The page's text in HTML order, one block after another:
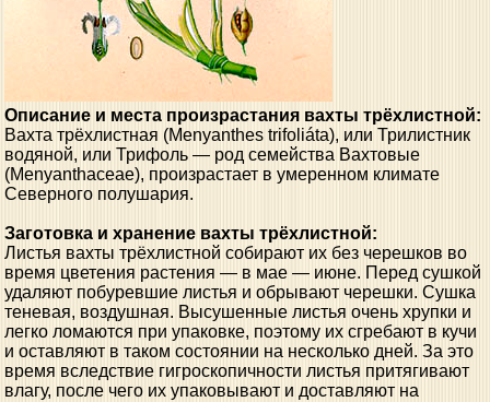
Описание и места произрастания вахты трёхлистной:
Вахта трёхлистная (Menyanthes trifoliáta), или Трилистник
водяной, или Трифоль — род семейства Вахтовые
(Menyanthaceae), произрастает в умеренном климате
Северного полушария.
Заготовка и хранение вахты трёхлистной:
Листья вахты трёхлистной собирают их без черешков во
время цветения растения — в мае — июне. Перед сушкой
удаляют побуревшие листья и обрывают черешки. Сушка
теневая, воздушная. Высушенные листья очень хрупки и
легко ломаются при упаковке, поэтому их сгребают в кучи
и оставляют в таком состоянии на несколько дней. За это
время вследствие гигроскопичности листья притягивают
влагу, после чего их упаковывают и доставляют на